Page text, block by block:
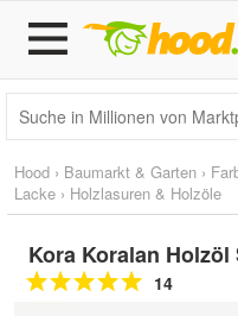
Hood › Baumarkt & Garten ›
Lacke › Holzlasuren & Holzöle
Kora Koralan
14